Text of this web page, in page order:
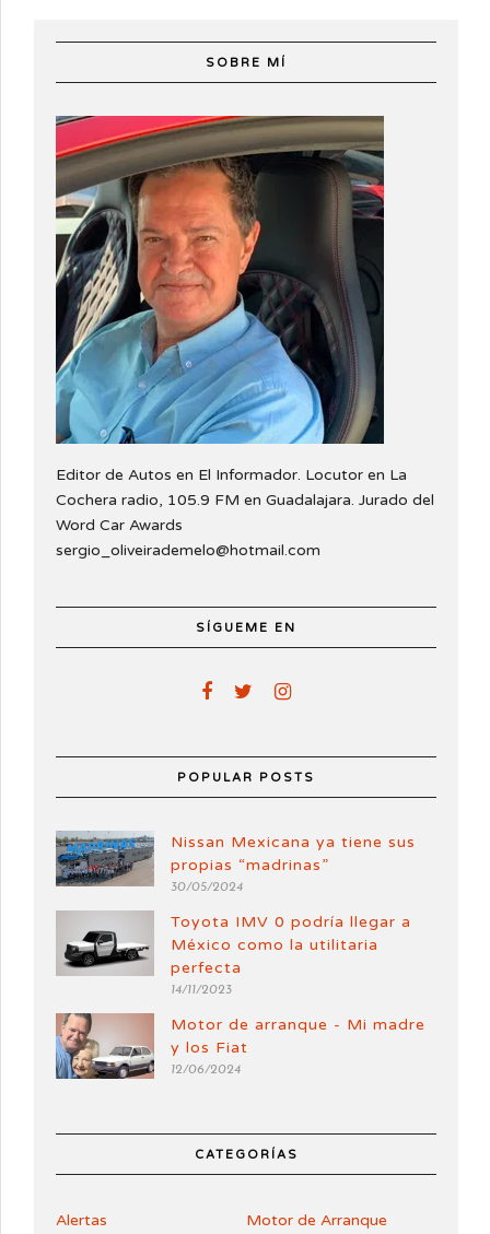
SOBRE MÍ
Editor de Autos en El Informador. Locutor en La
Cochera radio, 105.9 FM en Guadalajara. Jurado del
Word Car Awards
sergio_oliveirademelo@hotmail.com
SÍGUEME EN
POPULAR POSTS
Nissan Mexicana ya tiene sus
propias “madrinas”
30/05/2024
Toyota IMV 0 podría llegar a
México como la utilitaria
perfecta
14/11/2023
Motor de arranque - Mi madre
y los Fiat
12/06/2024
CATEGORÍAS
Alertas Motor de Arranque